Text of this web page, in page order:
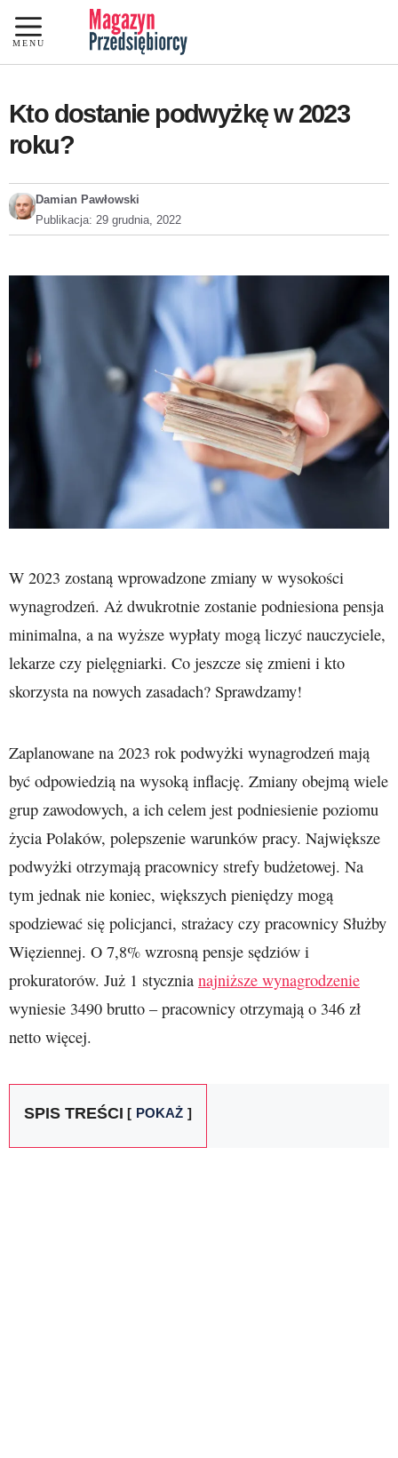
Przejdź
do
treści
MENU
Kto dostanie podwyżkę w 2023
roku?
Damian Pawłowski
Publikacja: 29 grudnia, 2022
W 2023 zostaną wprowadzone zmiany w wysokości
wynagrodzeń. Aż dwukrotnie zostanie podniesiona pensja
minimalna, a na wyższe wypłaty mogą liczyć nauczyciele,
lekarze czy pielęgniarki. Co jeszcze się zmieni i kto
skorzysta na nowych zasadach? Sprawdzamy!
Zaplanowane na 2023 rok podwyżki wynagrodzeń mają
być odpowiedzią na wysoką inflację. Zmiany obejmą wiele
grup zawodowych, a ich celem jest podniesienie poziomu
życia Polaków, polepszenie warunków pracy. Największe
podwyżki otrzymają pracownicy strefy budżetowej. Na
tym jednak nie koniec, większych pieniędzy mogą
spodziewać się policjanci, strażacy czy pracownicy Służby
Więziennej. O 7,8% wzrosną pensje sędziów i
prokuratorów. Już 1 stycznia najniższe wynagrodzenie
wyniesie 3490 brutto – pracownicy otrzymają o 346 zł
netto więcej.
SPIS TREŚCI POKAŻ